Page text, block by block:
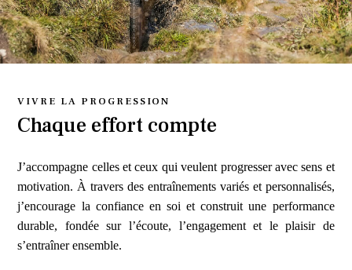
VIVRE LA PROGRESSION
Chaque effort compte
J’accompagne celles et ceux qui veulent progresser avec sens et
motivation. À travers des entraînements variés et personnalisés,
j’encourage la confiance en soi et construit une performance
durable, fondée sur l’écoute, l’engagement et le plaisir de
s’entraîner ensemble.